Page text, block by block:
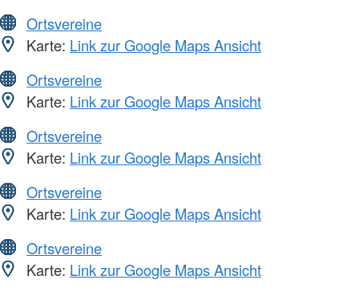
Ortsvereine
Karte: Link zur Google Maps Ansicht
Ortsvereine
Karte: Link zur Google Maps Ansicht
Ortsvereine
Karte: Link zur Google Maps Ansicht
Ortsvereine
Karte: Link zur Google Maps Ansicht
Ortsvereine
Karte: Link zur Google Maps Ansicht